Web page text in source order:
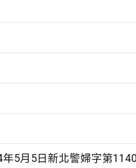
5月5日新北警婦字第